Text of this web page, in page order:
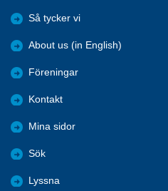
Så tycker vi
About us (in English)
Föreningar
Kontakt
Mina sidor
Sök
Lyssna